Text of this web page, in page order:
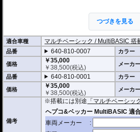
グ「Royster」C-Bow用と統一されたデザインと
・ソフトバッグでありながら型くずれを起こし
を誇り、高速走行でも安心してご利用いただけ
0km/h)。
・防水仕様 : 高い防水性を誇るロールクロージ
ッグを装備。 (完全防水を保証するものではあり
・サイドにあしらわれたトライアングルデザイ
ー仕様
・バッグの開閉ロックやバッグの車体へのロッ
ションの使用が可能。
・オプションにスマホバッグを用意。バッグに
スマホをナビとして利用する際に大変便利です
・容量 6-9L (可変)
・サイズ H x W x D : 約17-24 x 26 x 33 cm
・重さ 0.6kg
つづきを見る
適合車種 マルチベーシック / MultiBASIC 搭
品番 640-810-0007 カラー
価格
￥35,000
￥38,500(税込) メーカー
品番 640-810-0001 カラー
価格
￥35,000
￥38,500(税込) メーカー
備考
※搭載には別途 「マルチベーシッ